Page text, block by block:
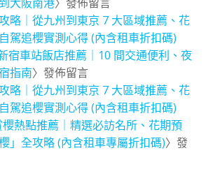
略｜從九州到東京 7 大區域推薦、花
駕追櫻實測心得 (內含租車折扣碼)
宿車站飯店推薦｜10 間交通便利、夜
指南〉發佈留言
略｜從九州到東京 7 大區域推薦、花
駕追櫻實測心得 (內含租車折扣碼)
櫻熱點推薦｜精選必訪名所、花期預
」全攻略 (內含租車專屬折扣碼)〉發